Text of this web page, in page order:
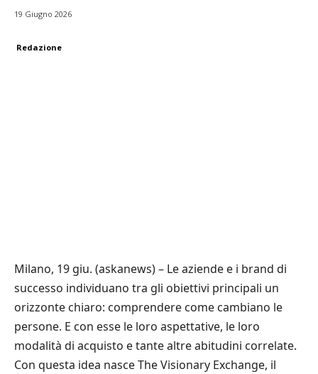
19 Giugno 2026
Redazione
Milano, 19 giu. (askanews) – Le aziende e i brand di
successo individuano tra gli obiettivi principali un
orizzonte chiaro: comprendere come cambiano le
persone. E con esse le loro aspettative, le loro
modalità di acquisto e tante altre abitudini correlate.
Con questa idea nasce The Visionary Exchange, il